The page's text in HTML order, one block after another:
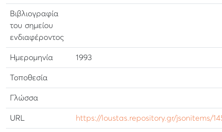
Βιβλιογραφία
του σημείου
ενδιαφέροντος
Ημερομηνία 1993
Τοποθεσία
Γλώσσα
URL https://loustas.repository.gr/jsonitems/